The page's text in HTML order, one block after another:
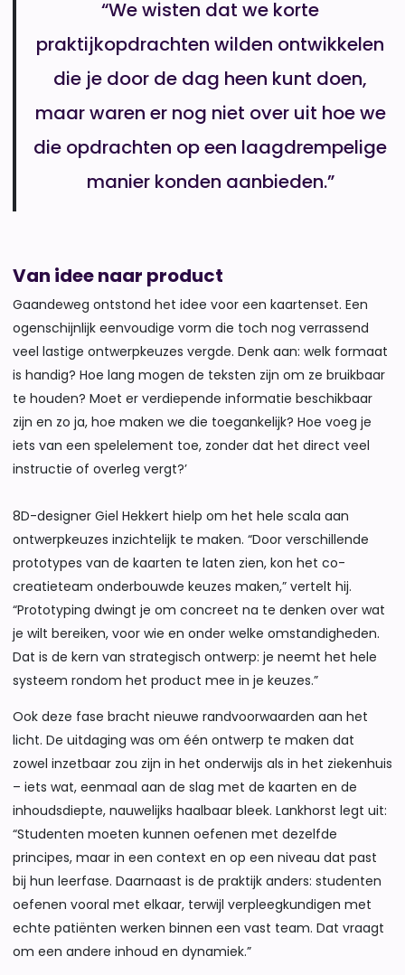
“We wisten dat we korte
praktijkopdrachten wilden ontwikkelen
die je door de dag heen kunt doen,
maar waren er nog niet over uit hoe we
die opdrachten op een laagdrempelige
manier konden aanbieden.”
Van idee naar product
Gaandeweg ontstond het idee voor een kaartenset. Een
ogenschijnlijk eenvoudige vorm die toch nog verrassend
veel lastige ontwerpkeuzes vergde. Denk aan: welk formaat
is handig? Hoe lang mogen de teksten zijn om ze bruikbaar
te houden? Moet er verdiepende informatie beschikbaar
zijn en zo ja, hoe maken we die toegankelijk? Hoe voeg je
iets van een spelelement toe, zonder dat het direct veel
instructie of overleg vergt?’
8D-designer Giel Hekkert hielp om het hele scala aan
ontwerpkeuzes inzichtelijk te maken. “Door verschillende
prototypes van de kaarten te laten zien, kon het co-
creatieteam onderbouwde keuzes maken,” vertelt hij.
“Prototyping dwingt je om concreet na te denken over wat
je wilt bereiken, voor wie en onder welke omstandigheden.
Dat is de kern van strategisch ontwerp: je neemt het hele
systeem rondom het product mee in je keuzes.”
Ook deze fase bracht nieuwe randvoorwaarden aan het
licht. De uitdaging was om één ontwerp te maken dat
zowel inzetbaar zou zijn in het onderwijs als in het ziekenhuis
– iets wat, eenmaal aan de slag met de kaarten en de
inhoudsdiepte, nauwelijks haalbaar bleek. Lankhorst legt uit:
“Studenten moeten kunnen oefenen met dezelfde
principes, maar in een context en op een niveau dat past
bij hun leerfase. Daarnaast is de praktijk anders: studenten
oefenen vooral met elkaar, terwijl verpleegkundigen met
echte patiënten werken binnen een vast team. Dat vraagt
om een andere inhoud en dynamiek.”